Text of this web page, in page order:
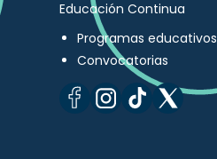
Educación Continua
Programas educativos
Convocatorias